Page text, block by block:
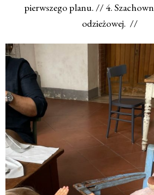
pierwszego planu. // 4.
odzieżowej. //